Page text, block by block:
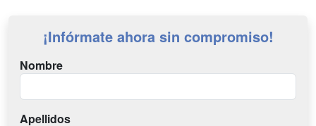
¡Infórmate ahora sin compromiso!
Nombre
Apellidos